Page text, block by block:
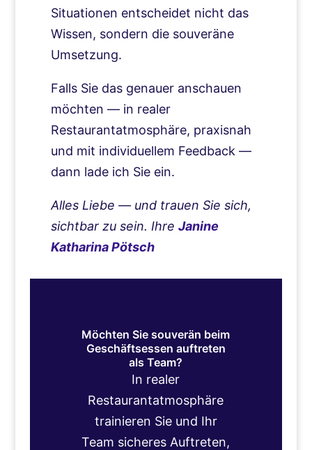
Situationen entscheidet nicht das
Wissen, sondern die souveräne
Umsetzung.
Falls Sie das genauer anschauen
möchten — in realer
Restaurantatmosphäre, praxisnah
und mit individuellem Feedback —
dann lade ich Sie ein.
Alles Liebe — und trauen Sie sich,
sichtbar zu sein. Ihre Janine
Katharina Pötsch
Möchten Sie souverän beim
Geschäftsessen auftreten
als Team?
In realer
Restaurantatmosphäre
trainieren Sie und Ihr
Team sicheres Auftreten,